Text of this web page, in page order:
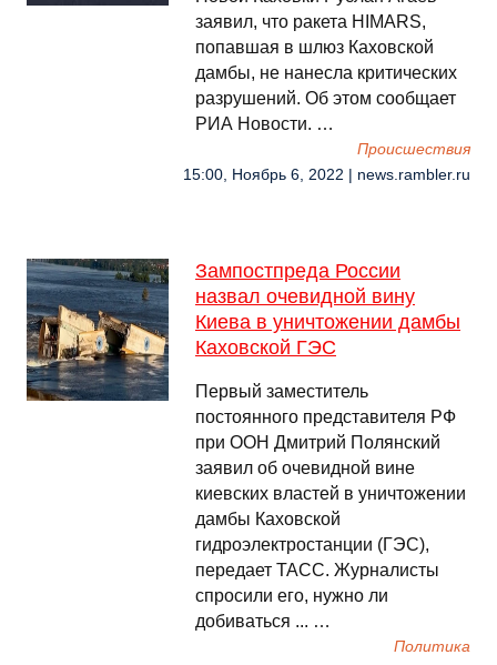
заявил, что ракета HIMARS,
попавшая в шлюз Каховской
дамбы, не нанесла критических
разрушений. Об этом сообщает
РИА Новости. …
Происшествия
15:00, Ноябрь 6, 2022 | news.rambler.ru
Зампостпреда России
назвал очевидной вину
Киева в уничтожении дамбы
Каховской ГЭС
Первый заместитель
постоянного представителя РФ
при ООН Дмитрий Полянский
заявил об очевидной вине
киевских властей в уничтожении
дамбы Каховской
гидроэлектростанции (ГЭС),
передает ТАСС. Журналисты
спросили его, нужно ли
добиваться ... …
Политика